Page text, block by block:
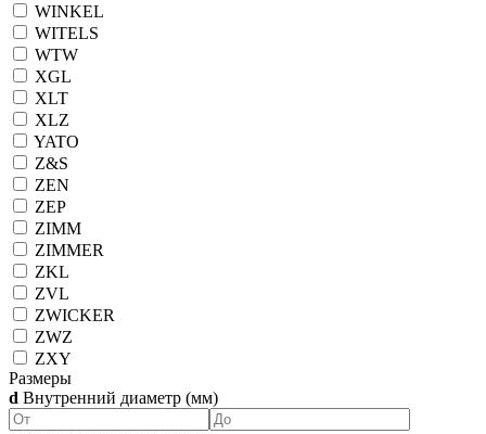
WINKEL
WITELS
WTW
XGL
XLT
XLZ
YATO
Z&S
ZEN
ZEP
ZIMM
ZIMMER
ZKL
ZVL
ZWICKER
ZWZ
ZXY
Размеры
d Внутренний диаметр (мм)